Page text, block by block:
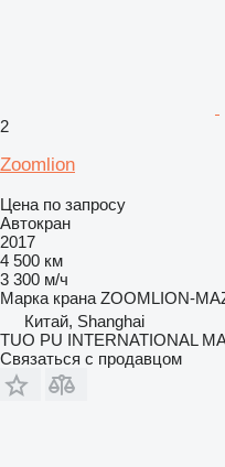
2
Zoomlion
Цена по запросу
Автокран
2017
4 500 км
3 300 м/ч
Марка крана ZOOMLION-
Китай, Shanghai
TUO PU INTERNATIONAL
Связаться с продавцом